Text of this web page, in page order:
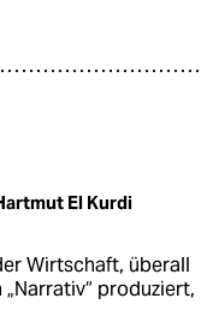
El Kurdi
Wirtschaft, überall
produziert,